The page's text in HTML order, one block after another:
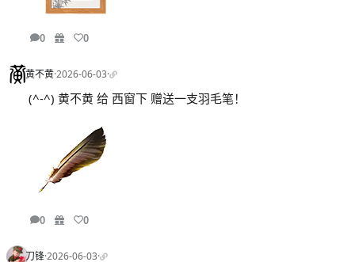
0 0
黄不黄·2026-06-03·
(^-^) 黄不黄 给 西窗下 赠送一支羽毛笔！
0 0
刀锋·2026-06-03·